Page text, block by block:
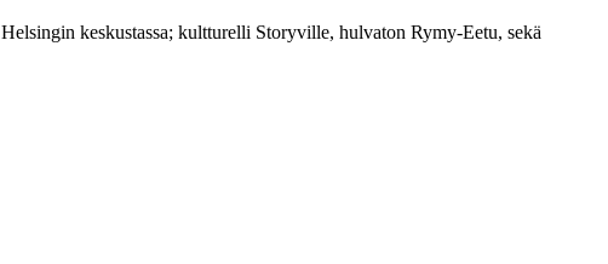
keskustassa; kultturelli Storyville, hulvaton Rymy-Eetu, sekä